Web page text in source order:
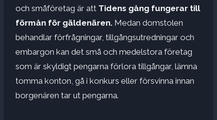
och småföretag är att Tidens gång fungerar till
förmån för gäldenären. Medan domstolen
behandlar förfrågningar, tillgångsutredningar och
embargon kan det små och medelstora företag
som är skyldigt pengarna förlora tillgångar, lämna
tomma konton, gå i konkurs eller försvinna innan
borgenären tar ut pengarna.